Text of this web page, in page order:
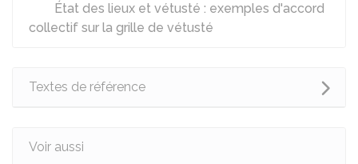
État des lieux et vétusté : exemples d'accord
collectif sur la grille de vétusté
Textes de référence
Voir aussi